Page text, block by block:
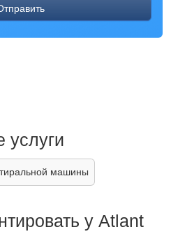
услуги
машины
у Atlant